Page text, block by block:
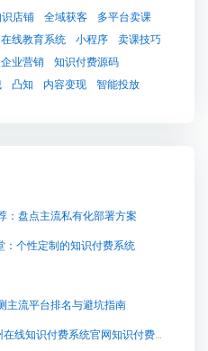
店铺 全域获客
多平台卖课
在线教育系统 小程序
卖课技巧
企业营销
知识付费源码
凸知 内容变现 智能投放
：盘点主流私有化部署方案
：个性定制的知识付费系统
主流平台排名与避坑指南
贵州在线知识付费系统官网【贵州在线知识付费系统官网知识付费系统系统怎么制作，知识付费系统搭建使用教程】